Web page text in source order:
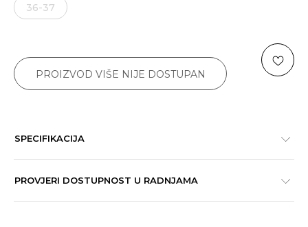
36-37
PROIZVOD VIŠE NIJE DOSTUPAN
SPECIFIKACIJA
PROVJERI DOSTUPNOST U RADNJAMA